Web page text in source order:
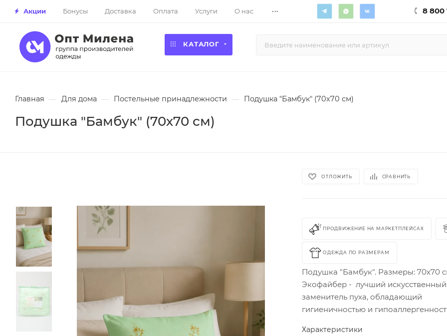
Акции Бонусы Доставка Оплата Услуги О нас ... 8 800
КАТАЛОГ
Главная — Для дома — Постельные принадлежности — Подушка "Бамбук" (70х70 см)
Подушка "Бамбук" (70х70 см)
ОТЛОЖИТЬ СРАВНИТЬ
ПРОДВИЖЕНИЕ НА МАРКЕТПЛЕЙСАХ
ОДЕЖДА ПО РАЗМЕРАМ
Подушка "Бамбук". Размеры: 70х70
Экофайбер - лучший искусственный
заменитель пуха, обладающий
гигиеничностью и
Характеристики